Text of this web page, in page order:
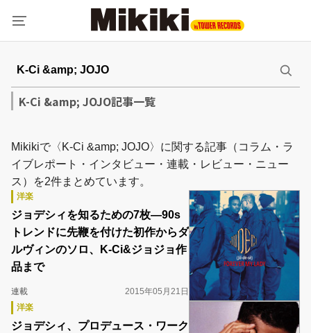
K-Ci &amp; JOJO記事一覧
Mikikiで〈K-Ci &amp; JOJO〉に関する記事（コラム・ラ
イブレポート・インタビュー・連載・レビュー・ニュー
ス）を2件まとめています。
洋楽
ジョデシィを知るための7枚―90s
トレンドに先鞭を付けた初作からダ
ルヴィンのソロ、K-Ci&ジョジョ作
品まで
連載
2015年05月21日
洋楽
ジョデシィ、プロデュース・ワーク